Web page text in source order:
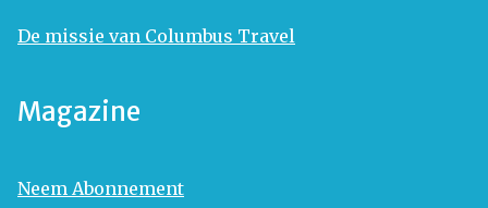
De missie van Columbus Travel
Magazine
Neem Abonnement